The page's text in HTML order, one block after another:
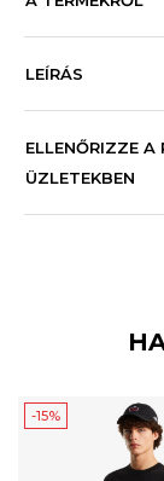
LEÍRÁS
ELLENŐRIZZE A
ÜZLETEKBEN
-15%